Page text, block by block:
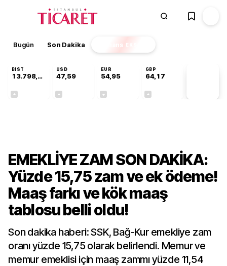
Bugün Son Dakika Finans EKSTRA
BIST
13.798,82
USD
47,59
EUR
54,95
GBP
64,17
EMEKLİYE ZAM SON DAKİKA:
Yüzde 15,75 zam ve ek ödeme!
Maaş farkı ve kök maaş
tablosu belli oldu!
Son dakika haberi: SSK, Bağ-Kur emekliye zam
oranı yüzde 15,75 olarak belirlendi. Memur ve
memur emeklisi için maaş zammı yüzde 11,54